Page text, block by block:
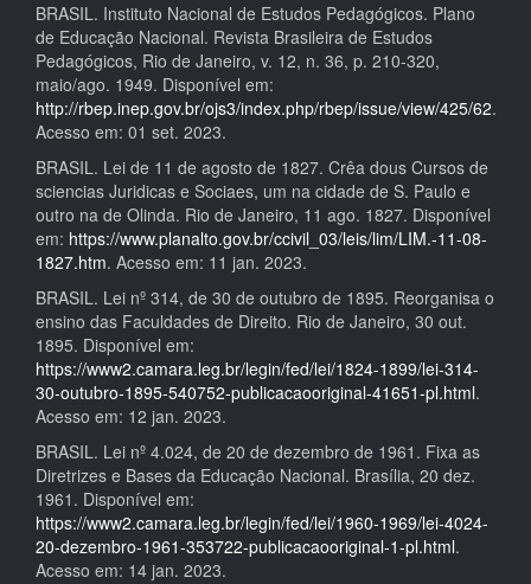
BRASIL. Instituto Nacional de Estudos Pedagógicos. Plano
de Educação Nacional. Revista Brasileira de Estudos
Pedagógicos, Rio de Janeiro, v. 12, n. 36, p. 210-320,
maio/ago. 1949. Disponível em:
http://rbep.inep.gov.br/ojs3/index.php/rbep/issue/view/425/62.
Acesso em: 01 set. 2023.
BRASIL. Lei de 11 de agosto de 1827. Crêa dous Cursos de
sciencias Juridicas e Sociaes, um na cidade de S. Paulo e
outro na de Olinda. Rio de Janeiro, 11 ago. 1827. Disponível
em: https://www.planalto.gov.br/ccivil_03/leis/lim/LIM.-11-08-
1827.htm. Acesso em: 11 jan. 2023.
BRASIL. Lei nº 314, de 30 de outubro de 1895. Reorganisa o
ensino das Faculdades de Direito. Rio de Janeiro, 30 out.
1895. Disponível em:
https://www2.camara.leg.br/legin/fed/lei/1824-1899/lei-314-
30-outubro-1895-540752-publicacaooriginal-41651-pl.html.
Acesso em: 12 jan. 2023.
BRASIL. Lei nº 4.024, de 20 de dezembro de 1961. Fixa as
Diretrizes e Bases da Educação Nacional. Brasília, 20 dez.
1961. Disponível em:
https://www2.camara.leg.br/legin/fed/lei/1960-1969/lei-4024-
20-dezembro-1961-353722-publicacaooriginal-1-pl.html.
Acesso em: 14 jan. 2023.